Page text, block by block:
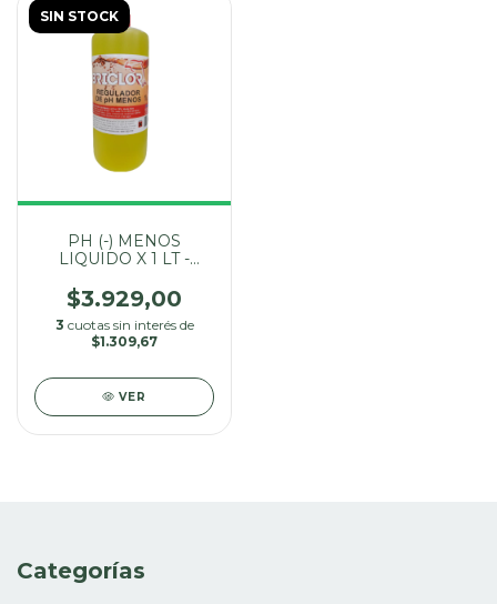
SIN STOCK
PH (-) MENOS
LIQUIDO X 1 LT -
$3.929,00
3 cuotas sin interés de
$1.309,67
VER
Categorías